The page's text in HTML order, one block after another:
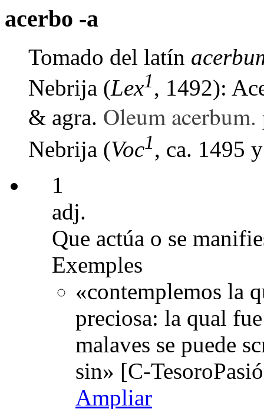
acerbo -a
Tomado del latín
Nebrija (Lex1, 1492):
& agra. Oleum
Nebrija (Voc1, ca. 1495
1
adj.
Que actúa o se
Exemples
«contemplemos la
preciosa: la qual
malaves se puede
sin» [C-
Ampliar